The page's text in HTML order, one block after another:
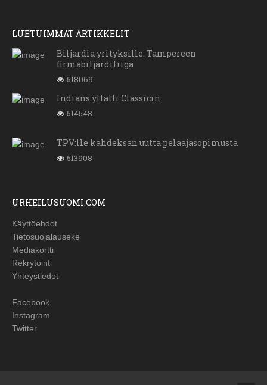
LUETUIMMAT ARTIKKELIT
Biljardia yrityksille: Tampereen
firmabiljardiliiga
518069
Indians yllätti Classicin
514548
TPV:lle kahdeksan uutta pelaajasopimusta
513908
URHEILUSUOMI.COM
Käyttöehdot
Tietosuojalauseke
Mediakortti
Rekrytointi
Yhteystiedot
Facebook
Instagram
Twitter